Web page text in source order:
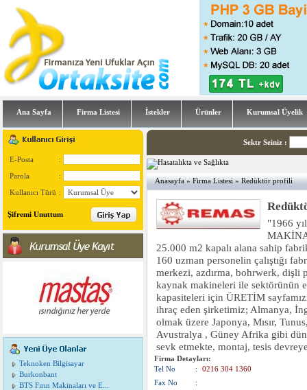
Ana Sayfa Firma Listesi İstekler Ürünler Kurumsal Üyelik
E-Posta :
Parola :
Kullanıcı Türü :
Şifremi Unuttum
Teknoken Bilgisayar
Burkonbant
BTS Fırın Makinaları ve E...
Sektr Seiniz :
Anasayfa»Firma Listesi» Redüktör profili
"1966
25.000 m2 kapalı alana sahip
160 uzman personelin çalıştığı
merkezi, azdırma, bohrwerk, dişli
kaynak makineleri ile sektörünün
kapasiteleri için ÜRETİM
ihraç eden şirketimiz; Almanya,
olmak üzere Japonya, Mısır,
Avustralya , Güney Afrika gibi
sevk etmekte, montaj, tesis
Firma Detayları:
Tel No
:
0216 304 1360
Fax No
: